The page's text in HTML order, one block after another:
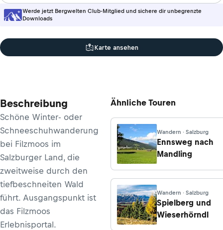
Werde jetzt Bergwelten Club-Mitglied und sichere dir unbegrenzte
Downloads
Karte ansehen
Beschreibung
Schöne Winter- oder
Schneeschuhwanderung
bei Filzmoos im
Salzburger Land, die
zweitweise durch den
tiefbeschneiten Wald
führt. Ausgangspunkt ist
das Filzmoos
Erlebnisportal.
Ähnliche Touren
Wandern · Salzburg
Ennsweg nach
Mandling
Wandern · Salzburg
Spielberg und
Wieserhörndl